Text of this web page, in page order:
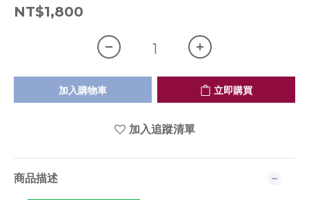
NT$1,800
加入購物車 立即購買
加入追蹤清單
商品描述